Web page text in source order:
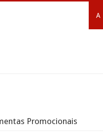
A
Promocionais